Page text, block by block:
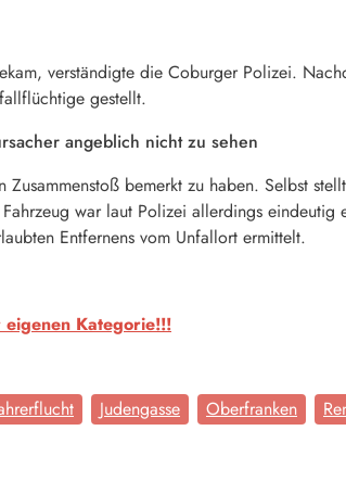
verständigte die Coburger Polizei.
gestellt.
angeblich nicht zu sehen
bemerkt zu haben. Selbst
war laut Polizei allerdings
Entfernens vom Unfallort ermittelt.
Kategorie!!!
Judengasse Oberfranken